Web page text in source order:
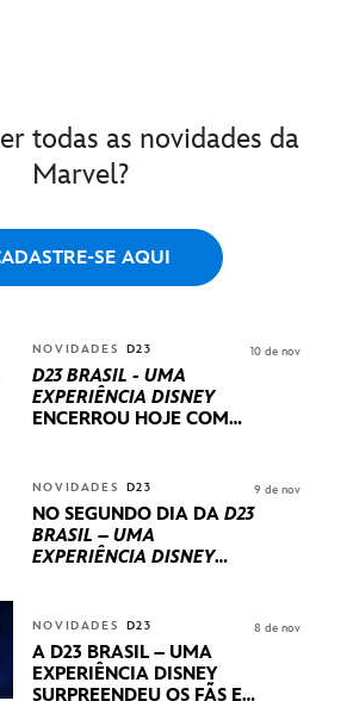
todas as novidades da
Marvel?
SE AQUI
NOVIDADES D23
D23 BRASIL - UMA
EXPERIÊNCIA DISNEY
ENCERROU HOJE COM
INTERNACIONAIS E
PRODUÇÕES BRASILEIRAS
10 de nov
NOVIDADES D23
NO SEGUNDO DIA DA D23
BRASIL – UMA
EXPERIÊNCIA DISNEY
STUDIOS REVELARAM
PRÉVIAS E NOVIDADES
DOS SEUS PRÓXIMOS
LANÇAMENTOS
9 de nov
NOVIDADES D23
A D23 BRASIL – UMA
EXPERIÊNCIA DISNEY
SURPREENDEU OS FÃS EM
8 de nov